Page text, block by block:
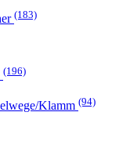
(183)
(196)
Klamm (94)